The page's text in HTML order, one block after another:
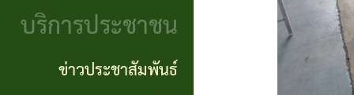
(Knowledge
KM)
งาน
ตรวจ
บริการประชาชน
ข่าวประชาสัมพันธ์